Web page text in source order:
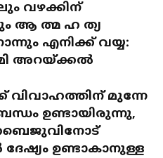
വഴക്കിന്
ആ ത്മ ഹ ത്യ
എനിക്ക് വയ്യ:
അറയ്ക്കൽ
മുന്നേ
ഉണ്ടായിരുന്നു,
ബൈജുവിനോട്
ഉണ്ടാകാനുള്ള